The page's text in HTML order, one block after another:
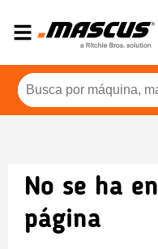
No se ha
página